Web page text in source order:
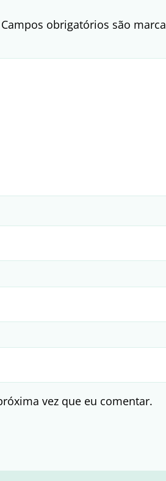
Campos obrigatórios são
vez que eu comentar.